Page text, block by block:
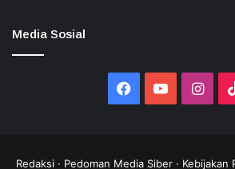
Media Sosial
Facebook
YouTube
Redaksi · Pedoman Media Siber · Kebijakan